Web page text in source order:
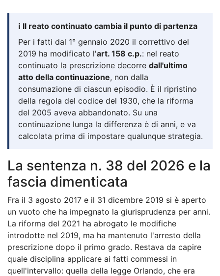
ℹ️ Il reato continuato cambia il punto di partenza
Per i fatti dal 1° gennaio 2020 il correttivo del
2019 ha modificato l'art. 158 c.p.: nel reato
continuato la prescrizione decorre dall'ultimo
atto della continuazione, non dalla
consumazione di ciascun episodio. È il ripristino
della regola del codice del 1930, che la riforma
del 2005 aveva abbandonato. Su una
continuazione lunga la differenza è di anni, e va
calcolata prima di impostare qualunque strategia.
La sentenza n. 38 del 2026 e la
fascia dimenticata
Fra il 3 agosto 2017 e il 31 dicembre 2019 si è aperto
un vuoto che ha impegnato la giurisprudenza per anni.
La riforma del 2021 ha abrogato le modifiche
introdotte nel 2019, ma ha mantenuto l'arresto della
prescrizione dopo il primo grado. Restava da capire
quale disciplina applicare ai fatti commessi in
quell'intervallo: quella della legge Orlando, che era